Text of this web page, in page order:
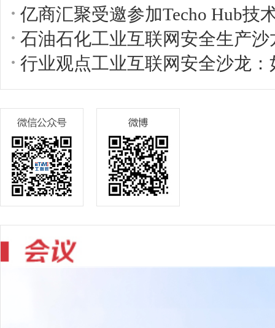
亿商汇聚受邀参加Techo Hub技
石油石化工业互联网安全生产
行业观点工业互联网安全沙龙